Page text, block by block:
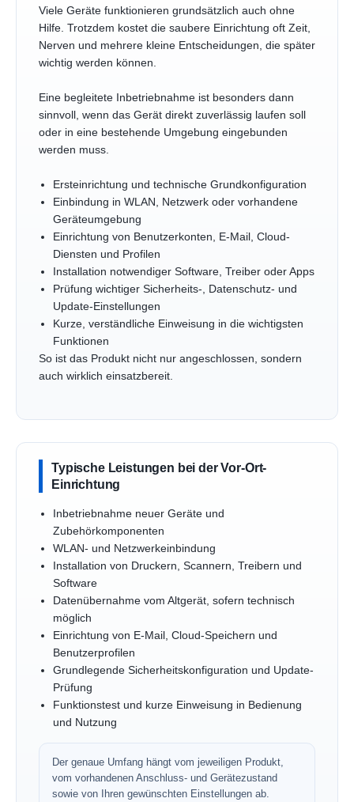
Viele Geräte funktionieren grundsätzlich auch ohne
Hilfe. Trotzdem kostet die saubere Einrichtung oft Zeit,
Nerven und mehrere kleine Entscheidungen, die später
wichtig werden können.
Eine begleitete Inbetriebnahme ist besonders dann
sinnvoll, wenn das Gerät direkt zuverlässig laufen soll
oder in eine bestehende Umgebung eingebunden
werden muss.
Ersteinrichtung und technische Grundkonfiguration
Einbindung in WLAN, Netzwerk oder vorhandene
Geräteumgebung
Einrichtung von Benutzerkonten, E-Mail, Cloud-
Diensten und Profilen
Installation notwendiger Software, Treiber oder Apps
Prüfung wichtiger Sicherheits-, Datenschutz- und
Update-Einstellungen
Kurze, verständliche Einweisung in die wichtigsten
Funktionen
So ist das Produkt nicht nur angeschlossen, sondern
auch wirklich einsatzbereit.
Typische Leistungen bei der Vor-Ort-
Einrichtung
Inbetriebnahme neuer Geräte und
Zubehörkomponenten
WLAN- und Netzwerkeinbindung
Installation von Druckern, Scannern, Treibern und
Software
Datenübernahme vom Altgerät, sofern technisch
möglich
Einrichtung von E-Mail, Cloud-Speichern und
Benutzerprofilen
Grundlegende Sicherheitskonfiguration und Update-
Prüfung
Funktionstest und kurze Einweisung in Bedienung
und Nutzung
Der genaue Umfang hängt vom jeweiligen Produkt,
vom vorhandenen Anschluss- und Gerätezustand
sowie von Ihren gewünschten Einstellungen ab.